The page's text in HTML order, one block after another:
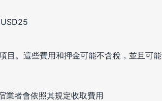
目。這些費用和押金可能不含稅，並且可能
業者會依照其規定收取費用